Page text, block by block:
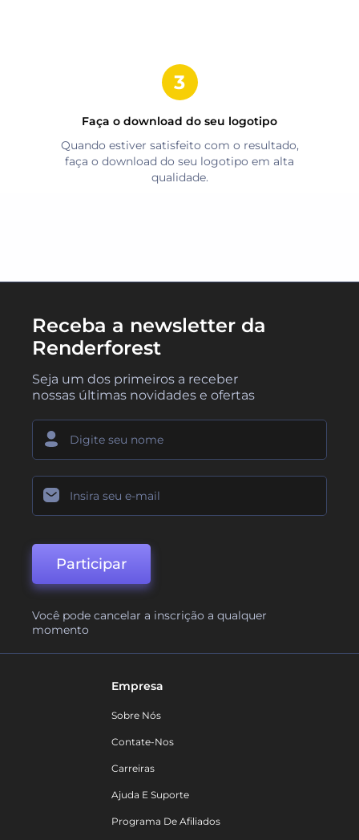
Faça o download do seu logotipo
Quando estiver satisfeito com o resultado,
faça o download do seu logotipo em alta
qualidade.
Receba a newsletter da
Renderforest
Seja um dos primeiros a receber
nossas últimas novidades e ofertas
Participar
Você pode cancelar a inscrição a qualquer
momento
Empresa
Sobre Nós
Contate-Nos
Carreiras
Ajuda E Suporte
Programa De Afiliados